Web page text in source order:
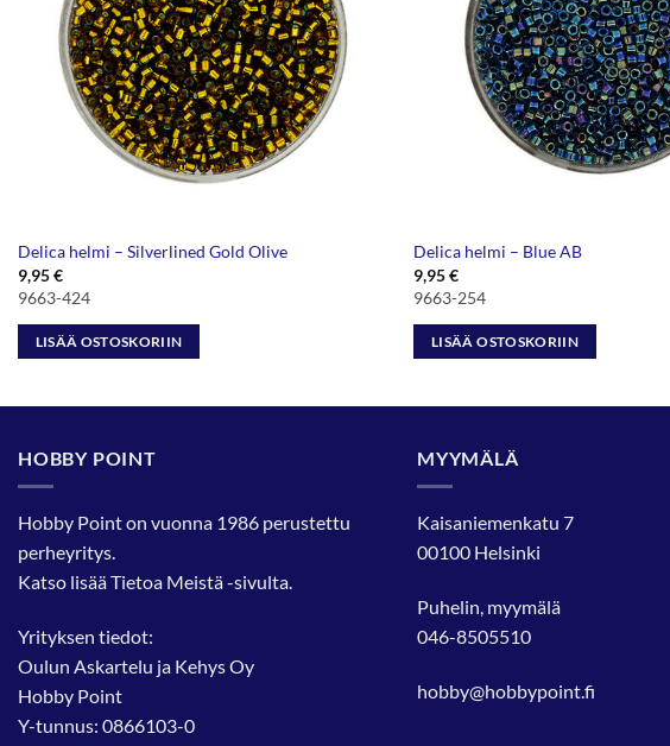
Delica helmi – Silverlined Gold Olive
9,95€
9663-424
LISÄÄ OSTOSKORIIN
Delica helmi – Blue AB
9,95€
9663-254
LISÄÄ OSTOSKORIIN
HOBBY POINT
Hobby Point on vuonna 1986 perustettu
perheyritys.
Katso lisääTietoa Meistä-sivulta.
Yrityksen tiedot:
Oulun Askartelu ja Kehys Oy
Hobby Point
Y-tunnus: 0866103-0
MYYMÄLÄ
Kaisaniemenkatu 7
00100 Helsinki
Puhelin, myymälä
046-8505510
hobby@hobbypoint.fi